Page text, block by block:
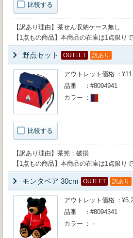
比較する
【訳あり理由】茶せん収納ケース無し
【1点もの商品】本商品の在庫は1点限りで
野点セット OUTLET 訳あり
比較する
アウトレット価格
品番
#8094941
カラー
【訳あり理由】茶筅：破損
【1点もの商品】本商品の在庫は1点限りで
モンタベア 30cm OUTLET 訳あり
アウトレット価格
品番
#8094341
カラー
－